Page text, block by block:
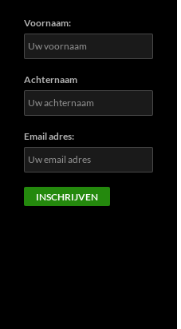
Voornaam:
Achternaam
Email adres: